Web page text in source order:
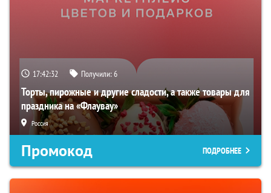
17:42:32 Получили:6
Торты, пирожные и другие сладости, а также товары для
праздника на «Флаувау»
Россия
Промокод ПОДРОБНЕЕ